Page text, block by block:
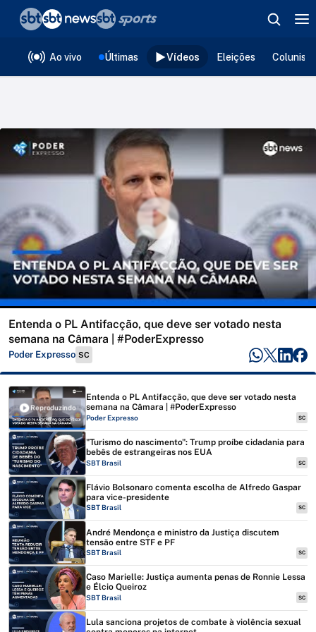
Ao vivo Últimas Vídeos Eleições
Entenda o PL Antifacção, que deve ser votado nesta
semana na Câmara | #PoderExpresso
Poder Expresso SC
Reproduzindo
Entenda o PL Antifacção, que deve ser votado nesta
semana na Câmara | #PoderExpresso
Poder Expresso SC
"Turismo do nascimento": Trump proíbe cidadania para
bebês de estrangeiras nos EUA
SBT Brasil SC
Flávio Bolsonaro comenta escolha de Alfredo Gaspar
para vice-presidente
SBT Brasil SC
André Mendonça e ministro da Justiça discutem
tensão entre STF e PF
SBT Brasil SC
Caso Marielle: Justiça aumenta penas de Ronnie Lessa
e Élcio Queiroz
SBT Brasil SC
Lula sanciona projetos de combate à violência sexual
❮voltar
Editorias